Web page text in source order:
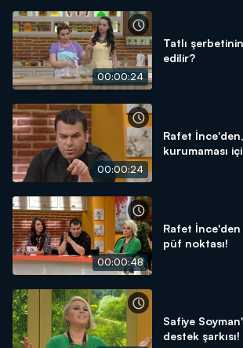
00:00:24
Tatlı
edilir?
00:00:24
Rafet
kurumaması
00:00:48
Rafet
püf noktası!
Safiye
destek şarkısı!